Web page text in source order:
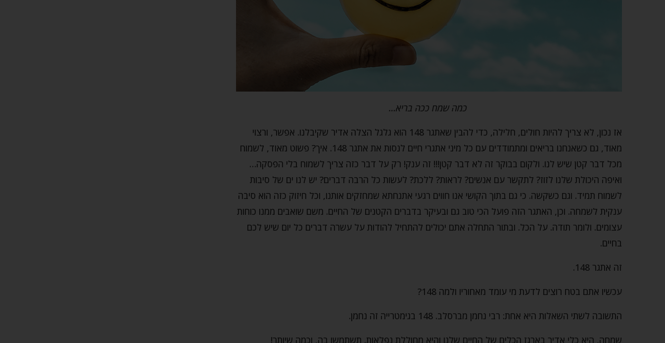
כמה שמח ככה בריא…
אז נכון, לא צריך להיות חולים, חלילה, כדי להבין שאתגר 148 הוא גלגל הצלה אדיר שקיבלנו. אפשר, ורצוי
מאוד, גם כשאנחנו בריאים ומתמודדים עם כל מיני אתגרי חיים לנסות את אתגר 148. איך? פשוט מאוד, לשמוח
מכל דבר קטן שיש לנו. ולקום בבוקר זה לא דבר קטן!!! זה ענק! רק על דבר כזה צריך לשמוח בלי הפסקה…
ואיפה היכולת שלנו לזוז? לתקשר עם אנשים? לראות? ללכת? לעשות כל הרבה דברים? יש לנו ים של סיבות
לשמוח תמיד. וגם כשקשה. כי גם בתוך הקושי אנו חווים רגעי אתנחתא שמחזקים אותנו, וכל חיזוק כזה הוא סיבה
ענקית לשמחה. וכן, האתגר הזה פועל הכי טוב גם ובעיקר בדברים הקטנים של החיים. משם שואבים ממנו כוחות
עצומים. ולומר תודה. על הכל. ובתור התחלה אתם יכולים להתחיל להודות על עשרה דברים כל יום שיש לכם
בחיים.
זה אתגר 148.
עכשיו אתם בטח רוצים לדעת מי עומד מאחוריו ולמה 148?
התשובה לשתי השאלות היא אחת: רבי נחמן מברסלב. 148 בגימטרייה זה נחמן.
שמחה, היא כלי אדיר בארגז הכלים של החיים שלנו והיא מחוללת נפלאות. תשתמשו בה, וכמה שיותר!